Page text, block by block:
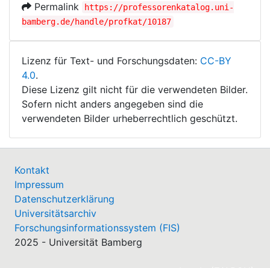
Permalink
https://professorenkatalog.uni-
bamberg.de/handle/profkat/10187
Lizenz für Text- und Forschungsdaten: CC-BY
4.0.
Diese Lizenz gilt nicht für die verwendeten Bilder.
Sofern nicht anders angegeben sind die
verwendeten Bilder urheberrechtlich geschützt.
Kontakt
Impressum
Datenschutzerklärung
Universitätsarchiv
Forschungsinformationssystem (FIS)
2025 - Universität Bamberg